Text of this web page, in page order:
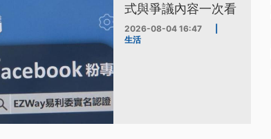
式與爭議內容一次看
2026-08-04 16:47
生活